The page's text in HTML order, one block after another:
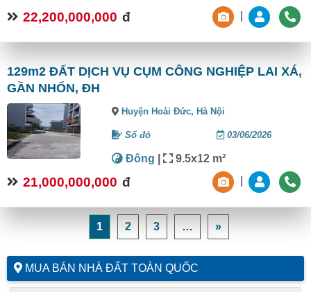
22,200,000,000 đ
129m2 ĐẤT DỊCH VỤ CỤM CÔNG NGHIỆP LAI XÁ,
GẦN NHỔN, ĐH
Huyện Hoài Đức,Hà Nội
Sổ đỏ 03/06/2026
Đông | 9.5x12 m²
21,000,000,000 đ
1 2 3 … »
MUA BÁN NHÀ ĐẤT TOÀN QUỐC